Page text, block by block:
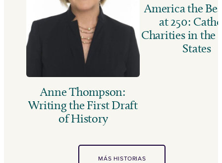
Anne Thompson:
Writing the First Draft
of History
America the
at 250:
Charities in the
States
MÁS HISTORIAS